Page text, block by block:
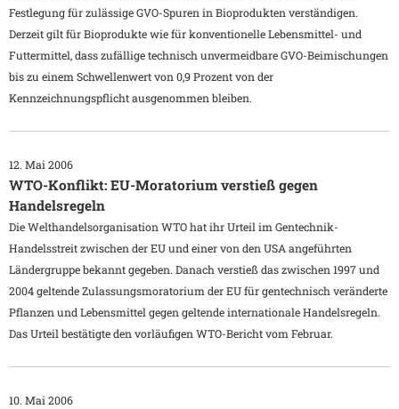
Festlegung für zulässige GVO-Spuren in Bioprodukten verständigen.
Derzeit gilt für Bioprodukte wie für konventionelle Lebensmittel- und
Futtermittel, dass zufällige technisch unvermeidbare GVO-Beimischungen
bis zu einem Schwellenwert von 0,9 Prozent von der
Kennzeichnungspflicht ausgenommen bleiben.
12. Mai 2006
WTO-Konflikt: EU-Moratorium verstieß gegen
Handelsregeln
Die Welthandelsorganisation WTO hat ihr Urteil im Gentechnik-
Handelsstreit zwischen der EU und einer von den USA angeführten
Ländergruppe bekannt gegeben. Danach verstieß das zwischen 1997 und
2004 geltende Zulassungsmoratorium der EU für gentechnisch veränderte
Pflanzen und Lebensmittel gegen geltende internationale Handelsregeln.
Das Urteil bestätigte den vorläufigen WTO-Bericht vom Februar.
10. Mai 2006